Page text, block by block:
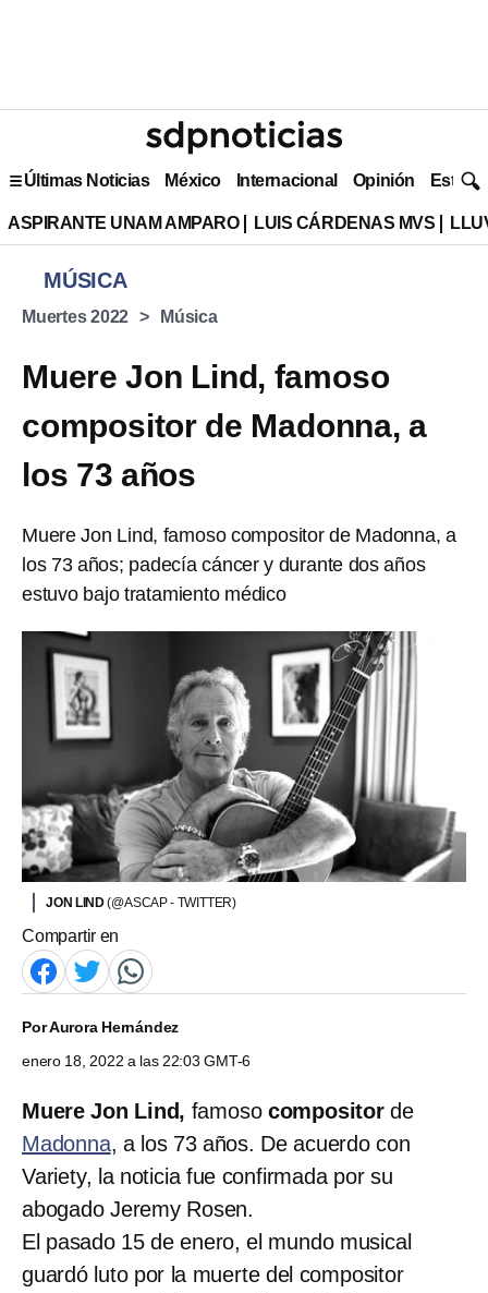
Últimas Noticias México Internacional Opinión Estilo
ASPIRANTE UNAM AMPARO LUIS CÁRDENAS MVS
MÚSICA
Muertes 2022 Música
Muere Jon Lind, famoso
compositor de Madonna, a
los 73 años
Muere Jon Lind, famoso compositor de Madonna, a
los 73 años; padecía cáncer y durante dos años
estuvo bajo tratamiento médico
JON LIND(@ASCAP - TWITTER)
Compartir en
PorAurora Hernández
enero 18, 2022 a las 22:03 GMT-6
Muere Jon Lind, famoso compositorde
Madonna, a los 73 años. De acuerdo con
Variety, la noticia fue confirmada por su
abogado Jeremy Rosen.
El pasado 15 de enero, el mundo musical
guardó luto por la muerte del compositor